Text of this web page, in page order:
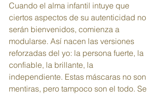
Cuando el alma infantil intuye que
ciertos aspectos de su autenticidad no
serán bienvenidos, comienza a
modularse. Así nacen las versiones
reforzadas del yo: la persona fuerte, la
confiable, la brillante, la
independiente. Estas máscaras no son
mentiras, pero tampoco son el todo. Se